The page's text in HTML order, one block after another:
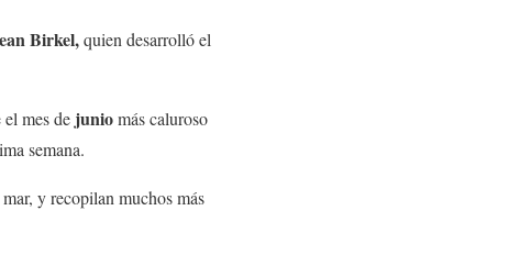
Birkel,quien desarrolló el
mes de juniomás caluroso
semana.
y recopilan muchos más